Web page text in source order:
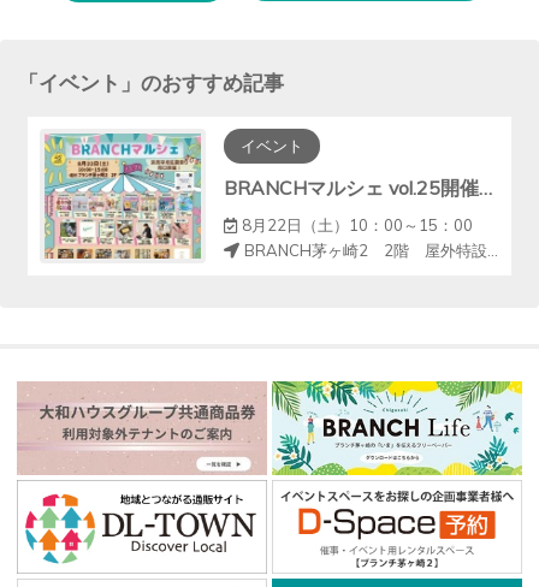
「イベント 」のおすすめ記事
イベント
BRANCHマルシェ vol.25開催のお知らせ♩
8月22日（土）10：00～15：00
BRANCH茅ヶ崎2 2階 屋外特設会場